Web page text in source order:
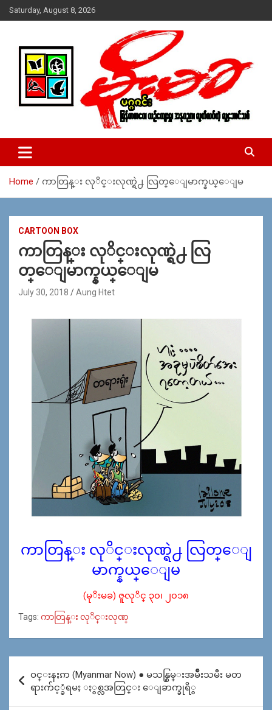
Skip
to
Saturday, August 8, 2026
MoeMaKa Burmese News &
Media
ယ္ေရး – အမွတ္ ၂၅၄၊ ပထပ္၊ လမ္း ၄၀၊ ေက်ာက္တံတား၊ ရန္ကုန္။
(ဖုုံး – ၀၉ ၂၅၂ ၂၄၉ ၀၉၄ ၊ ၀၉ ၄၂၁ ၇၄၃ ၇၅၃ ၊ ၀၉ ၅၀၄ ၁၀ ၅၈) ျ
ဇာေစ်းသစ္ ။ ၀၉ ၇၈၆၈၃၇ ၃၀၅ / ၀၉ ၉၆၃၆၉၉၈၃၄
Home ကာတြန္း လုိင္းလုဏ္ရဲ႕ လြတ္ေျမာက္နယ္ေျမ
CARTOON BOX
ကာတြန္း လုိင္းလုဏ္ရဲ႕ လြ
တ္ေျမာက္နယ္ေျမ
July 30, 2018 Aung Htet
ကာတြန္း လုိင္းလုဏ္ရဲ႕ လြတ္ေျ
မာက္နယ္ေျမ
(မုိးမခ) ဇူလုိင္ ၃၀၊ ၂၀၁၈
Tags: ကာတြန္း လုိင္းလုဏ္
navigation
ဝင္းနႏၵာ (Myanmar Now) ● မသန္စြမ္းအမ်ဳိးသမီး မတ
ရားက်င့္ခံရမႈ ႏွစ္လအတြင္း ေျခာက္ခုရိွ